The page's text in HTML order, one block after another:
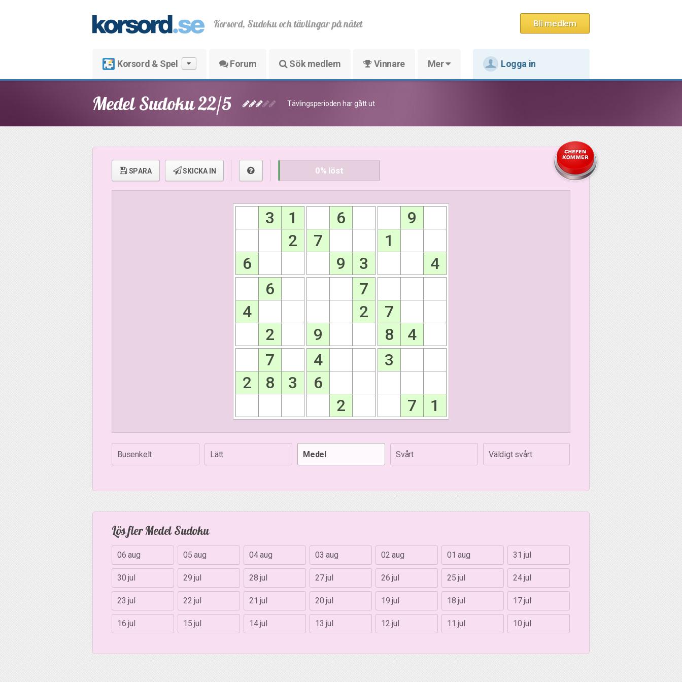
Bli medlem
Korsord, Sudoku och tävlingar på nätet
Korsord & Spel Forum Sök medlem Vinnare Mer Logga in
Medel Sudoku 22/5 Tävlingsperioden har gått ut
SPARA SKICKA IN 0% löst
3 1 6
9
2
7
1
6
9 3
4
6
7
4
2
7
2
9 8
4
7
4
3
2
8 3
6
2
7 1
Busenkelt Lätt Medel Svårt Väldigt svårt
Lös fler Medel Sudoku
06 aug 05 aug 04 aug 03 aug 02 aug 01 aug 31 jul
30 jul 29 jul 28 jul 27 jul 26 jul 25 jul 24 jul
23 jul 22 jul 21 jul 20 jul 19 jul 18 jul 17 jul
16 jul 15 jul 14 jul 13 jul 12 jul 11 jul 10 jul